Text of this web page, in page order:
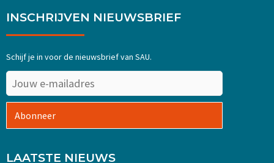
INSCHRIJVEN NIEUWSBRIEF
Schijf je in voor de nieuwsbrief van SAU.
Abonneer
LAATSTE NIEUWS